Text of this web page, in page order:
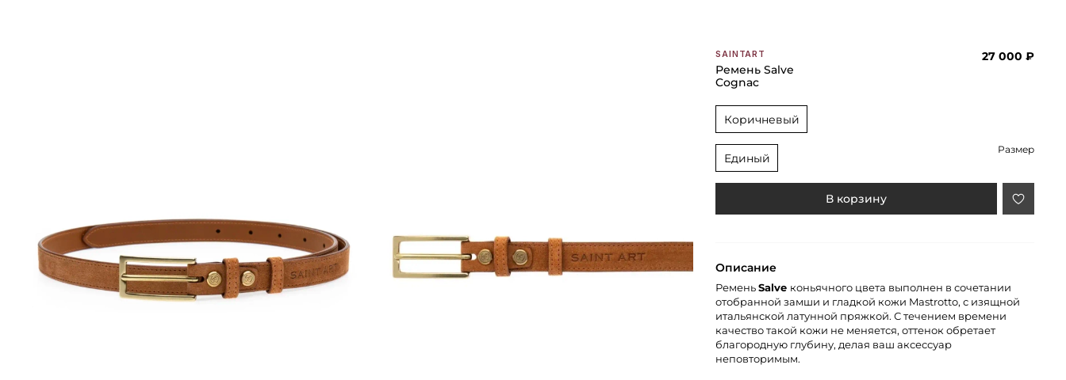
SAINTART
Ремень Salve
Cognac
27 000 ₽
В корзину
Размер
Единый
Коричневый
Описание
РеменьSalve коньячного цвета выполнен в сочетании
отобранной замши и гладкой кожи Mastrotto, с изящной
итальянской латунной пряжкой. С течением времени
качество такой кожи не меняется, оттенок обретает
благородную глубину, делая ваш аксессуар
неповторимым.